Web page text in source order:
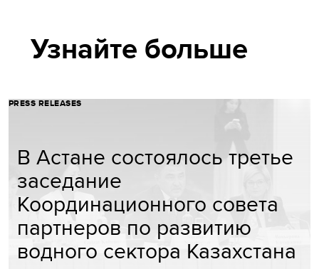
Узнайте больше
PRESS RELEASES
В Астане состоялось третье
заседание
Координационного совета
партнеров по развитию
водного сектора Казахстана